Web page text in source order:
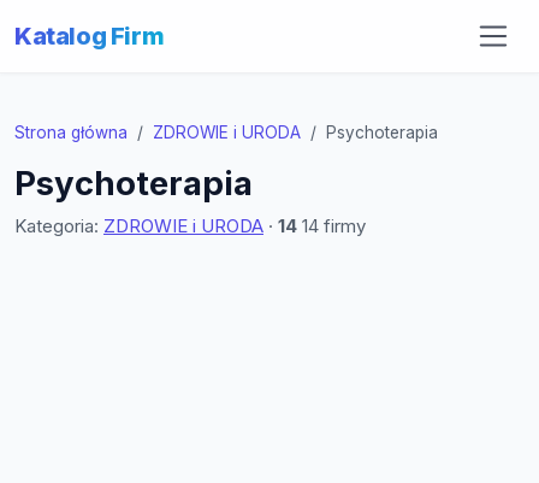
Katalog Firm
Strona główna ZDROWIE i URODA Psychoterapia
Psychoterapia
Kategoria: ZDROWIE i URODA · 14 14 firmy